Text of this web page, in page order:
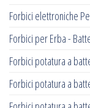
Forbici elettroniche
Forbici per Erba -
Forbici potatura a
Forbici potatura a